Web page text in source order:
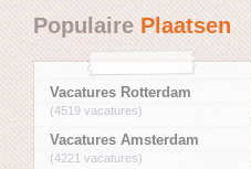
PopulairePlaatsen
Vacatures Rotterdam
(4519 vacatures)
Vacatures Amsterdam
(4221 vacatures)